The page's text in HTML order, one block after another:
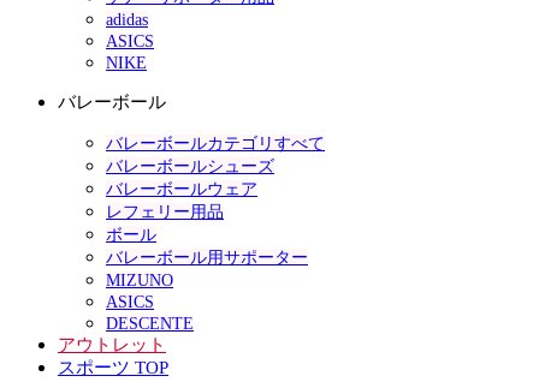
adidas
ASICS
NIKE
バレーボール
バレーボールカテゴリすべて
バレーボールシューズ
バレーボールウェア
レフェリー用品
ボール
バレーボール用サポーター
MIZUNO
ASICS
DESCENTE
アウトレット
スポーツ TOP